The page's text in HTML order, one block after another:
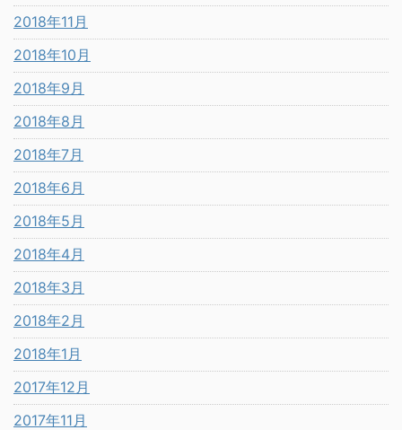
2018年11月
2018年10月
2018年9月
2018年8月
2018年7月
2018年6月
2018年5月
2018年4月
2018年3月
2018年2月
2018年1月
2017年12月
2017年11月